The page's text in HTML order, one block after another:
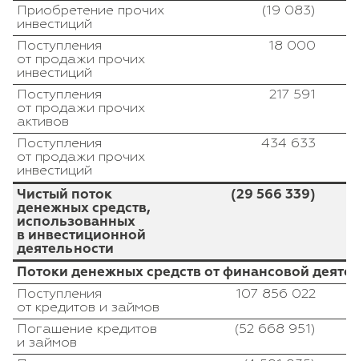
Приобретение прочих
инвестиций
(19 083)
Поступления
от продажи прочих
инвестиций
18 000
Поступления
от продажи прочих
активов
217 591
Поступления
от продажи прочих
инвестиций
434 633
Чистый поток
денежных средств,
использованных
в инвестиционной
деятельности
(29 566 339)
Потоки денежных средств от финансовой
Поступления
от кредитов и займов
107 856 022
Погашение кредитов
и займов
(52 668 951)